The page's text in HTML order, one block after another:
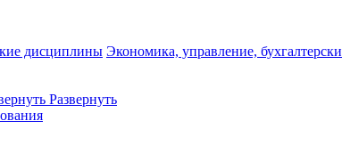
дисциплины Экономика, управление,
Развернуть